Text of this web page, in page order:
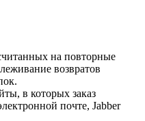
на повторные
возвратов
в которых заказ
почте, Jabber